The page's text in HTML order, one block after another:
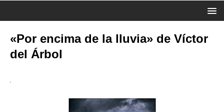
«Por encima de la lluvia» de Víctor
del Árbol